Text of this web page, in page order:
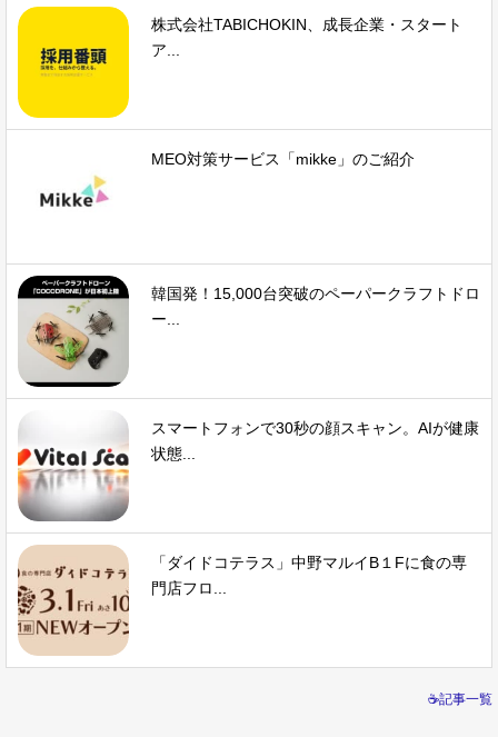
株式会社TABICHOKIN、成長企業・スタート
ア...
MEO対策サービス「mikke」のご紹介
韓国発！15,000台突破のペーパークラフトドロ
ー...
スマートフォンで30秒の顔スキャン。AIが健康
状態...
「ダイドコテラス」中野マルイB１Fに食の専
門店フロ...
☕記事一覧